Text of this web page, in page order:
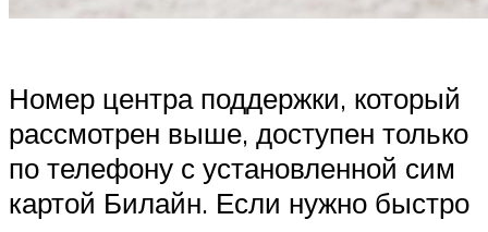
Номер центра поддержки, который
рассмотрен выше, доступен только
по телефону с установленной сим
картой Билайн. Если нужно быстро